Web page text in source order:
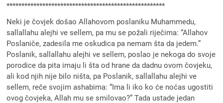
*****************************************************
Neki je čovjek došao Allahovom poslaniku Muhammedu,
sallallahu alejhi ve sellem, pa mu se požali riječima: “Allahov
Poslaniče, zadesila me oskudica pa nemam šta da jedem.”
Poslanik, sallallahu alejhi ve sellem, poslao je nekoga do svoje
porodice da pita imaju li šta od hrane da dadnu ovom čovjeku,
ali kod njih nije bilo ništa, pa Poslanik, sallallahu alejhi ve
sellem, reče svojim ashabima: “Ima li iko ko će noćas ugostiti
ovog čovjeka, Allah mu se smilovao?” Tada ustade jedan